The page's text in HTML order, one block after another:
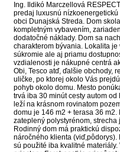
Ing. Ildikó Marczellová
predaj luxusnú
obci Dunajská Streda. Dom
kompletným vybavením,
dodatočné náklady. Dom sa
charakterom bývania. Lokalita
súkromie ale aj priamu
vzdialenosti je nákupné centrá
Obi, Tesco atď, ďalšie obchody,
uličke, po ktorej okolo Vás
pohyb okolo domu. Mesto
trvá iba 30 minút cesty autom
leží na krásnom rovinatom
domu je 146 m2 + terasa 36
zateplený polystyrénom,
Rodinný dom má praktickú
náročného klienta
sú použité iba kvalitné